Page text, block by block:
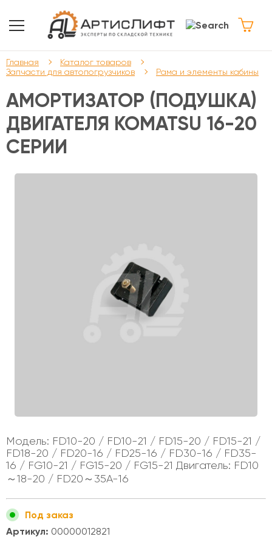
Главная
Каталог товаров
Запчасти для автопогрузчиков
Рама и элементы кабины
АМОРТИЗАТОР (ПОДУШКА)
ДВИГАТЕЛЯ KOMATSU 16-20
СЕРИИ
Модель: FD10-20 / FD10-21 / FD15-20 / FD15-21 /
FD18-20 / FD20-16 / FD25-16 / FD30-16 / FD35-
16 / FG10-21 / FG15-20 / FG15-21 Двигатель: FD10
～18-20 / FD20～35A-16
Под заказ
Артикул: 00000012821